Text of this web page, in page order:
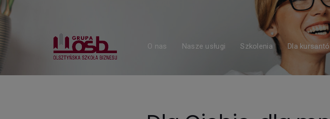
Skip
links
O nas Nasze usługi Szkolenia Dla